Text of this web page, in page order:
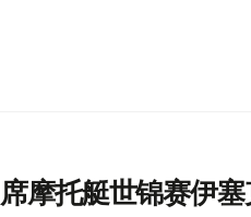
摩托艇世锦赛伊